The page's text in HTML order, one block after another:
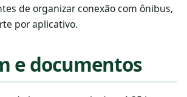
de organizar conexão com ônibus,
por aplicativo.
e documentos